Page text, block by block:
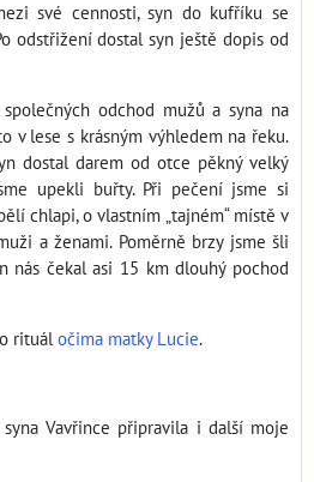
své cennosti, syn do kufříku se
odstřižení dostal syn ještě dopis od
odchod mužů a syna na
v lese s krásným výhledem na řeku.
dostal darem od otce pěkný velký
upekli buřty. Při pečení jsme si
chlapi, o vlastním „tajném“ místě v
a ženami. Poměrně brzy jsme šli
nás čekal asi 15 km dlouhý pochod
rituáločima matky Lucie.
Vavřince připravila i další moje